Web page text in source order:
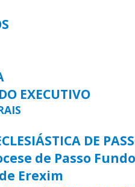
EXECUTIVO
DE
de Passo Fundo
Erexim